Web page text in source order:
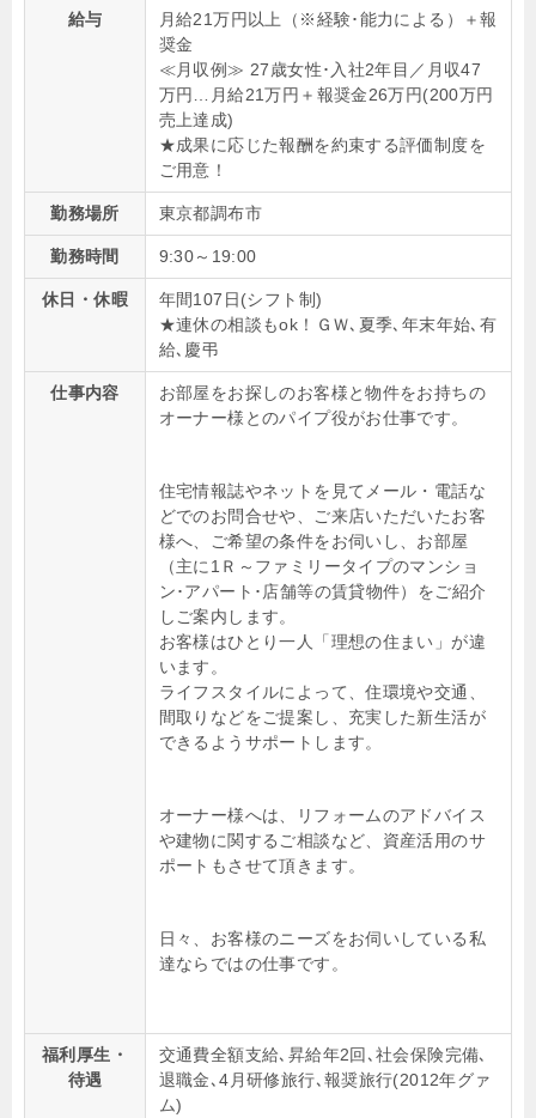
給与
月給21万円以上（※経験･能力による）＋報
奨金
≪月収例≫ 27歳女性･入社2年目／月収47
万円…月給21万円＋報奨金26万円(200万円
売上達成)
★成果に応じた報酬を約束する評価制度を
ご用意！
勤務場所 東京都調布市
勤務時間 9:30～19:00
休日・休暇
年間107日(シフト制)
★連休の相談もok！ＧＷ､夏季､年末年始､有
給､慶弔
仕事内容
お部屋をお探しのお客様と物件をお持ちの
オーナー様とのパイプ役がお仕事です。
住宅情報誌やネットを見てメール・電話な
どでのお問合せや、ご来店いただいたお客
様へ、ご希望の条件をお伺いし、お部屋
（主に1Ｒ～ファミリータイプのマンショ
ン･アパート･店舗等の賃貸物件）をご紹介
しご案内します。
お客様はひとり一人「理想の住まい」が違
います。
ライフスタイルによって、住環境や交通、
間取りなどをご提案し、充実した新生活が
できるようサポートします。
オーナー様へは、リフォームのアドバイス
や建物に関するご相談など、資産活用のサ
ポートもさせて頂きます。
日々、お客様のニーズをお伺いしている私
達ならではの仕事です。
福利厚生・
待遇
交通費全額支給､昇給年2回､社会保険完備､
退職金､4月研修旅行､報奨旅行(2012年グァ
ム)